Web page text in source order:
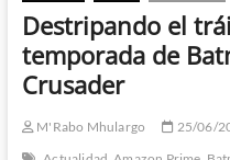
Destripando el
temporada de
Crusader
M'Rabo Mhulargo 25/06/